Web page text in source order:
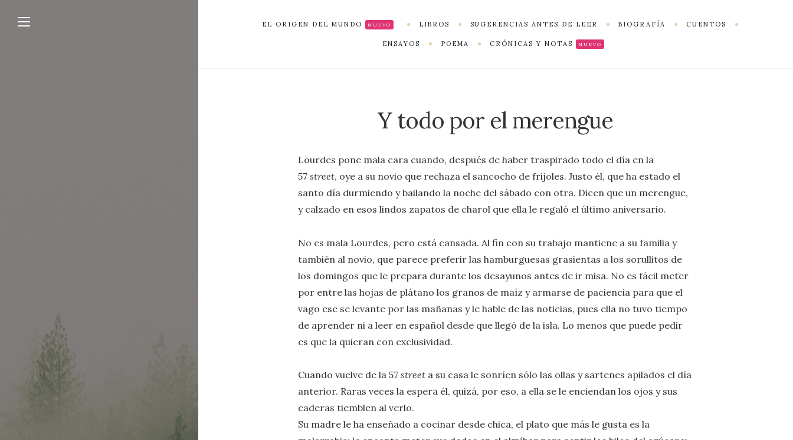
EL ORIGEN DEL MUNDO NUEVO LIBROS SUGERENCIAS ANTES DE LEER BIOGRAFÍA CUENTOS
ENSAYOS POEMA CRÓNICAS Y NOTAS NUEVO
Y todo por el merengue
Lourdes pone mala cara cuando, después de haber traspirado todo el día en la
57 street, oye a su novio que rechaza el sancocho de frijoles. Justo él, que ha estado el
santo día durmiendo y bailando la noche del sábado con otra. Dicen que un merengue,
y calzado en esos lindos zapatos de charol que ella le regaló el último aniversario.
No es mala Lourdes, pero está cansada. Al fin con su trabajo mantiene a su familia y
también al novio, que parece preferir las hamburguesas grasientas a los sorullitos de
los domingos que le prepara durante los desayunos antes de ir misa. No es fácil meter
por entre las hojas de plátano los granos de maíz y armarse de paciencia para que el
vago ese se levante por las mañanas y le hable de las noticias, pues ella no tuvo tiempo
de aprender ni a leer en español desde que llegó de la isla. Lo menos que puede pedir
es que la quieran con exclusividad.
Cuando vuelve de la 57 street a su casa le sonríen sólo las ollas y sartenes apilados el día
anterior. Raras veces la espera él, quizá, por eso, a ella se le enciendan los ojos y sus
caderas tiemblen al verlo.
Su madre le ha enseñado a cocinar desde chica, el plato que más le gusta es la